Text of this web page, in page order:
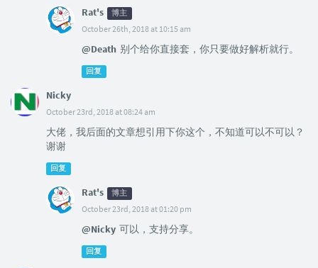
Rat's 博主
October 26th, 2018 at 10:15 am
@Death 别个给你直接套，你只要做好解析就行。
回复
Nicky
October 23rd, 2018 at 08:24 am
大佬，我后面的文章想引用下你这个，不知道可以不可以？
谢谢
回复
Rat's 博主
October 23rd, 2018 at 01:20 pm
@Nicky 可以，支持分享。
回复